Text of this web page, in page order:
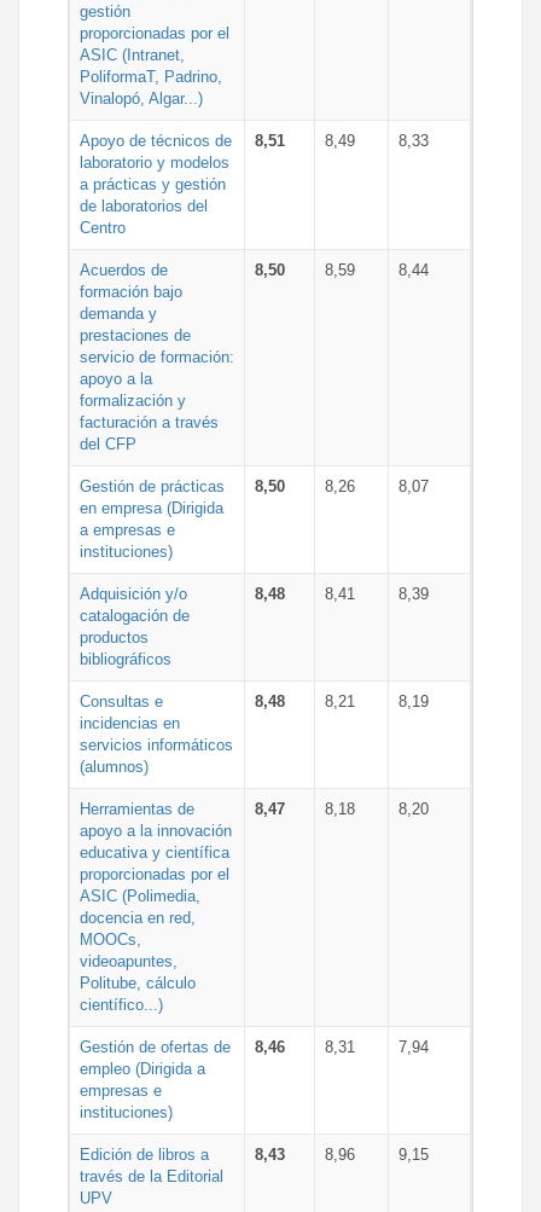
gestión
proporcionadas por el
ASIC (Intranet,
PoliformaT, Padrino,
Vinalopó, Algar...)
Apoyo de técnicos de
laboratorio y modelos
a prácticas y gestión
de laboratorios del
Centro
8,51 8,49 8,33
Acuerdos de
formación bajo
demanda y
prestaciones de
servicio de formación:
apoyo a la
formalización y
facturación a través
del CFP
8,50 8,59 8,44
Gestión de prácticas
en empresa (Dirigida
a empresas e
instituciones)
8,50 8,26 8,07
Adquisición y/o
catalogación de
productos
bibliográficos
8,48 8,41 8,39
Consultas e
incidencias en
servicios informáticos
(alumnos)
8,48 8,21 8,19
Herramientas de
apoyo a la innovación
educativa y científica
proporcionadas por el
ASIC (Polimedia,
docencia en red,
MOOCs,
videoapuntes,
Politube, cálculo
científico...)
8,47 8,18 8,20
Gestión de ofertas de
empleo (Dirigida a
empresas e
instituciones)
8,46 8,31 7,94
Edición de libros a
través de la Editorial
UPV
8,43 8,96 9,15